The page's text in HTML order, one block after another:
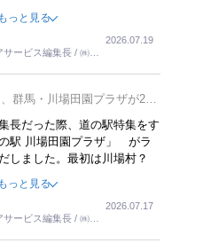
でもいえません。そんな中
ムリーですね。
もっと見る
ービス編集長 / ㈱ツ
2026.07.19
群馬・川場田園プラザが2連
長だった際、道の駅特集をす
駅 川場田園プラザ」 がラ
しました。最初は川場村？
タビューしたら、興味深い
した。プレゼンも巧みで、今
つあります。一つは、従業員
ドを見学させ、サービス業、
もっと見る
ービス編集長 / ㈱ツ
2026.07.17